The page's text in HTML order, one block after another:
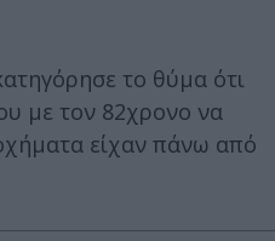
το θύμα ότι
με τον 82χρονο να
είχαν πάνω από